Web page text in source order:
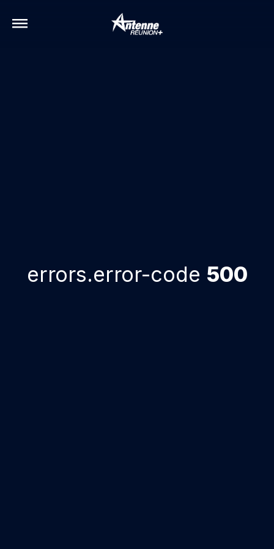
errors.error-code 500